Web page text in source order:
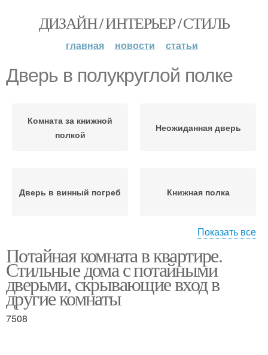
ДИЗАЙН / ИНТЕРЬЕР / СТИЛЬ
главная новости статьи
Дверь в полукруглой полке
Комната за книжной
полкой
Неожиданная дверь
Дверь в винный погреб Книжная полка
Тайная дверь Потайные двери
Показать все
Потайная комната в квартире.
Стильные дома с потайными
дверьми, скрывающие вход в
другие комнаты
7508